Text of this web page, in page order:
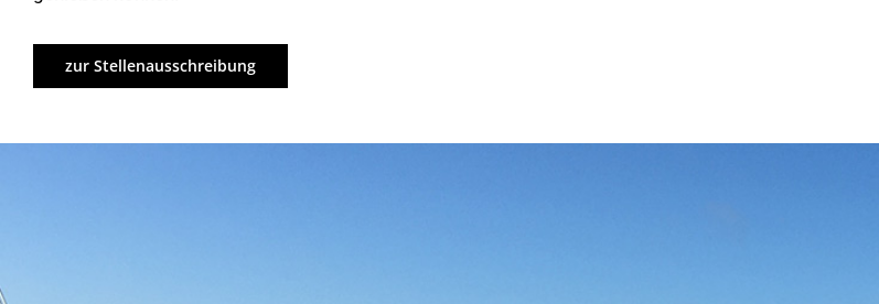
zur Stellenausschreibung